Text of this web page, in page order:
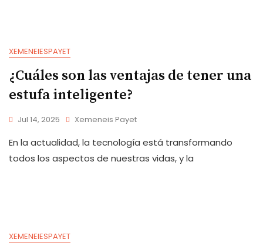
XEMENEIESPAYET
¿Cuáles son las ventajas de tener una
estufa inteligente?
Jul 14, 2025 Xemeneis Payet
En la actualidad, la tecnología está transformando
todos los aspectos de nuestras vidas, y la
XEMENEIESPAYET